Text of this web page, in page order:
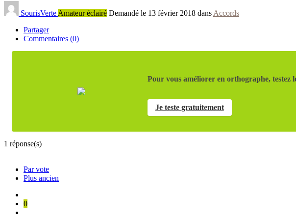
SourisVerte Amateur éclairé Demandé le 13 février 2018 dans Accords
Partager
Commentaires (0)
Pour vous améliorer en orthographe, testez
Je teste gratuitement
1 réponse(s)
Par vote
Plus ancien
0